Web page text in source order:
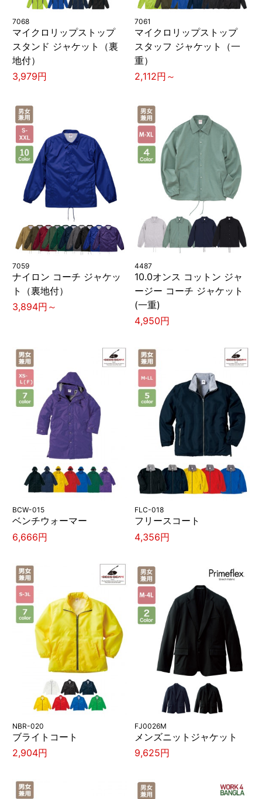
7068
マイクロリップストップ
スタンド ジャケット（裏
地付）
3,979円
7061
マイクロリップストップ
スタッフ ジャケット（一
重）
2,112円～
7059
ナイロン コーチ ジャケッ
ト（裏地付）
3,894円～
4487
10.0オンス コットン ジャ
ージー コーチ ジャケット
(一重)
4,950円
BCW-015
ベンチウォーマー
6,666円
FLC-018
フリースコート
4,356円
NBR-020
ブライトコート
2,904円
FJ0026M
メンズニットジャケット
9,625円